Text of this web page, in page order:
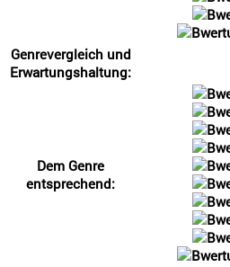
Genrevergleich und
Erwartungshaltung:
Dem Genre
entsprechend: